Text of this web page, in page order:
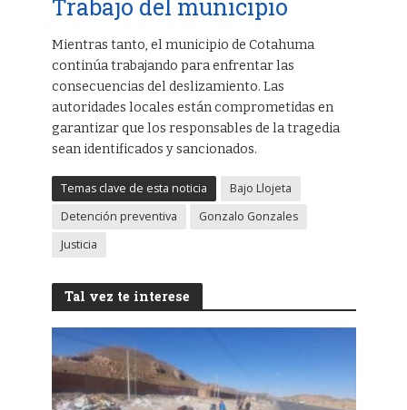
Trabajo del municipio
Mientras tanto, el municipio de Cotahuma
continúa trabajando para enfrentar las
consecuencias del deslizamiento. Las
autoridades locales están comprometidas en
garantizar que los responsables de la tragedia
sean identificados y sancionados.
Temas clave de esta noticia
Bajo Llojeta
Detención preventiva
Gonzalo Gonzales
Justicia
Tal vez te interese